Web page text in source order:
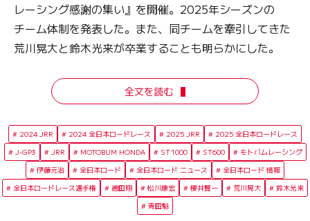
レーシング感謝の集い』を開催。2025年シーズンの
チーム体制を発表した。また、同チームを牽引してきた
荒川晃大と鈴木光来が卒業することも明らかにした。
全文を読む
2024 JRR 2024 全日本ロードレース 2025 JRR
2025 全日本ロードレース
J-GP3
JRR MOTOBUM HONDA ST1000 ST600
モトバムレーシング
伊藤元治
全日本ロード 全日本ロード ニュース
全日本ロード 情報
全日本ロードレース選手権
徳田翔 松川康宏 櫻井賢一 荒川晃大
鈴木光来
青田魁